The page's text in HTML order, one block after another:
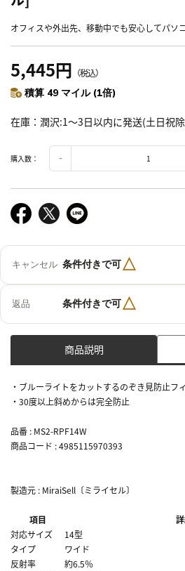
オフィスや外出先、移動中でも安心してパソ
5,445円 （税込）
積算 49 マイル (1倍)
在庫 潤沢:1～3日以内に発送(土日祝
購入数：
キャンセル 条件付きで可△
返品 条件付きで可△
商品説明
・ブルーライトをカットするのぞき見防止フ
・30度以上斜めからは完全防止
品番 : MS2-RPF14W
商品コード : 4985115970393
製造元 : MiraiSell〔ミライセル〕
項目
対応サイズ
14型
タイプ
ワイド
反射率
約6.5％